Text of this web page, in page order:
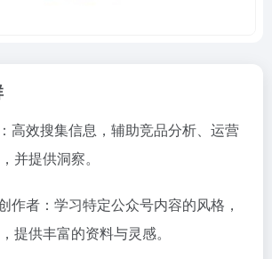
高效搜集信息，辅助竞品分析、运营
并提供洞察。
作者：学习特定公众号内容的风格，
提供丰富的资料与灵感。